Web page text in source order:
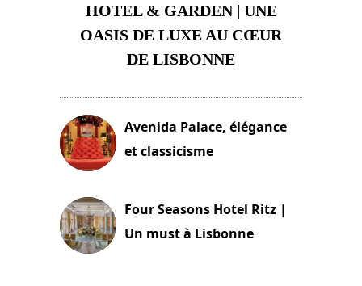
HOTEL & GARDEN | UNE
OASIS DE LUXE AU CŒUR
DE LISBONNE
Avenida Palace, élégance
et classicisme
Four Seasons Hotel Ritz |
Un must à Lisbonne